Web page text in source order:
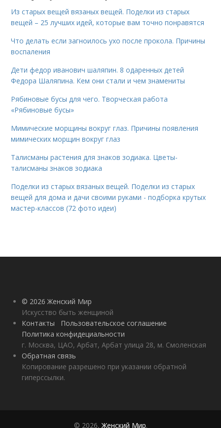
Из старых вещей вязаных вещей. Поделки из старых
вещей – 25 лучших идей, которые вам точно понравятся
Что делать если загноилось ухо после прокола. Причины
воспаления
Дети федор иванович шаляпин. 8 одаренных детей
Федора Шаляпина. Кем они стали и чем знамениты
Рябиновые бусы для чего. Творческая работа
«Рябиновые бусы»
Мимические морщины вокруг глаз. Причины появления
мимических морщин вокруг глаз
Талисманы растения для знаков зодиака. Цветы-
талисманы знаков зодиака
Поделки из старых вязаных вещей. Поделки из старых
вещей для дома и дачи своими руками - подборка крутых
мастер-классов (72 фото идеи)
© 2026 Женский Мир
Искусство быть женщиной
Контакты
Пользовательское соглашение
Политика конфидециальности
г. Москва, ЦАО, Арбат, Арбат улица 28, м. Смоленская
Обратная связь
Копирование разрешено при указании обратной
гиперссылки.
© 2026,Женский Мир.